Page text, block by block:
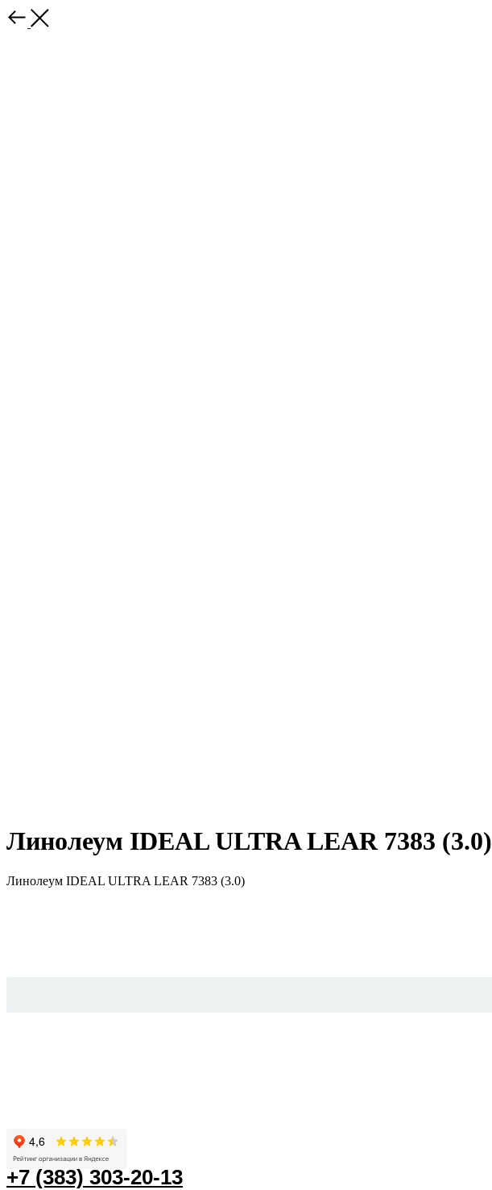
Линолеум IDEAL ULTRA LEAR 7383 (3.0)
Линолеум IDEAL ULTRA LEAR 7383 (3.0)
+7 (383) 303-20-13